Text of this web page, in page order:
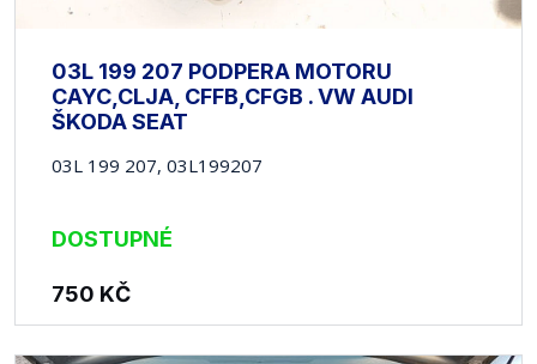
03L 199 207 PODPERA MOTORU
CAYC,CLJA, CFFB,CFGB . VW AUDI
ŠKODA SEAT
03L 199 207, 03L199207
DOSTUPNÉ
750 KČ